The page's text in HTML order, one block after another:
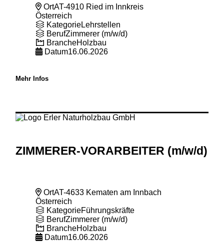
OrtAT-4910 Ried im Innkreis
Österreich
KategorieLehrstellen
BerufZimmerer (m/w/d)
BrancheHolzbau
Datum16.06.2026
Mehr Infos
ZIMMERER-VORARBEITER (m/w/d)
OrtAT-4633 Kematen am Innbach
Österreich
KategorieFührungskräfte
BerufZimmerer (m/w/d)
BrancheHolzbau
Datum16.06.2026